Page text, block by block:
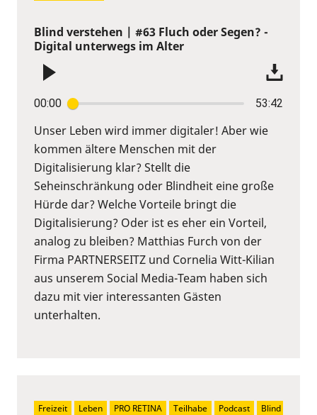
Blind verstehen | #63 Fluch oder Segen? -
Digital unterwegs im Alter
00:00 53:42
Unser Leben wird immer digitaler! Aber wie
kommen ältere Menschen mit der
Digitalisierung klar? Stellt die
Seheinschränkung oder Blindheit eine große
Hürde dar? Welche Vorteile bringt die
Digitalisierung? Oder ist es eher ein Vorteil,
analog zu bleiben? Matthias Furch von der
Firma PARTNERSEITZ und Cornelia Witt-Kilian
aus unserem Social Media-Team haben sich
dazu mit vier interessanten Gästen
unterhalten.
Freizeit Leben PRO RETINA Teilhabe Podcast
Blind